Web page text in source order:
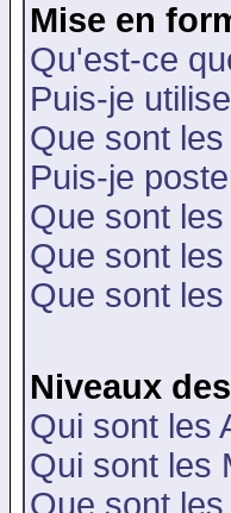
Mise en
Qu'est-ce
Puis-je
Que sont
Puis-je
Que sont
Que sont
Que sont
Niveaux
Qui sont les
Qui sont les
Que sont